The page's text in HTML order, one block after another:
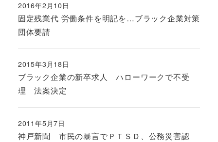
固定残業代 労働条件を明記を…ブラック企業対策
団体要請
投稿日
2016年2月10日
ブラック企業の新卒求人 ハローワークで不受
理 法案決定
投稿日
2015年3月18日
神戸新聞 市民の暴言でＰＴＳＤ、公務災害認
投稿日
2011年5月7日